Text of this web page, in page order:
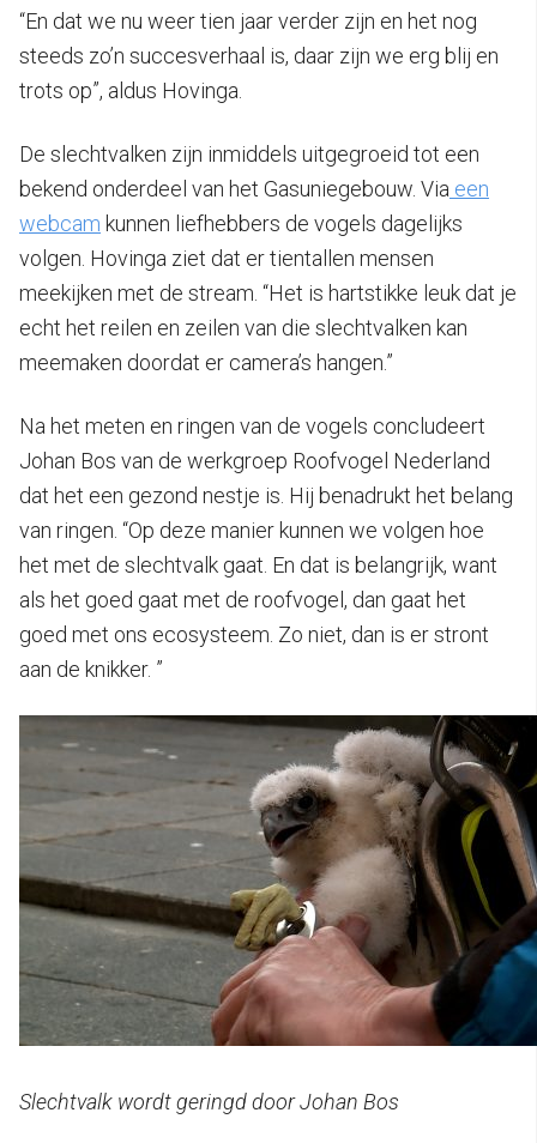
“En dat we nu weer tien jaar verder zijn en het nog
steeds zo’n succesverhaal is, daar zijn we erg blij en
trots op”, aldus Hovinga.
De slechtvalken zijn inmiddels uitgegroeid tot een
bekend onderdeel van het Gasuniegebouw. Via een
webcam kunnen liefhebbers de vogels dagelijks
volgen. Hovinga ziet dat er tientallen mensen
meekijken met de stream. “Het is hartstikke leuk dat je
echt het reilen en zeilen van die slechtvalken kan
meemaken doordat er camera’s hangen.”
Na het meten en ringen van de vogels concludeert
Johan Bos van de werkgroep Roofvogel Nederland
dat het een gezond nestje is. Hij benadrukt het belang
van ringen. “Op deze manier kunnen we volgen hoe
het met de slechtvalk gaat. En dat is belangrijk, want
als het goed gaat met de roofvogel, dan gaat het
goed met ons ecosysteem. Zo niet, dan is er stront
aan de knikker. ”
Slechtvalk wordt geringd door Johan Bos